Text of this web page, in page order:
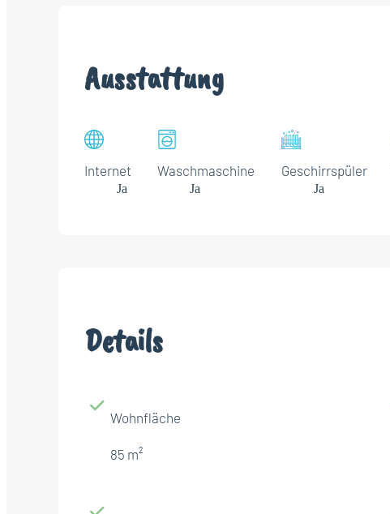
Ausstattung
Internet
Ja
Waschmaschine
Ja
Geschirrspüler
Ja
Details
Wohnfläche
85 m²